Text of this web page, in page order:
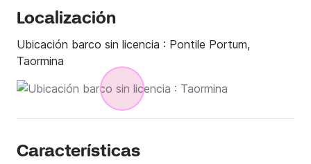
Localización
Ubicación barco sin licencia : Pontile Portum,
Taormina
Características